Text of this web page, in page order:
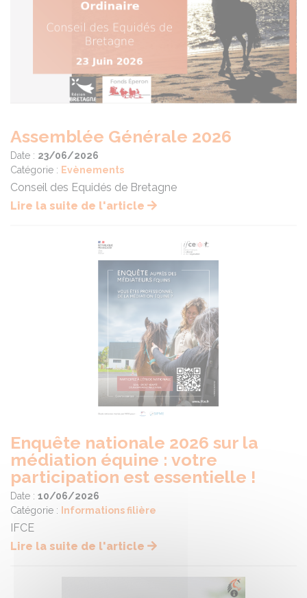
Assemblée Générale 2026
Date : 23/06/2026
Catégorie : Evènements
Conseil des Equidés de Bretagne
Lire la suite de l'article
Enquête nationale 2026 sur la
médiation équine : votre
participation est essentielle !
Date : 10/06/2026
Catégorie :
Informations filière
IFCE
Lire la suite de l'article